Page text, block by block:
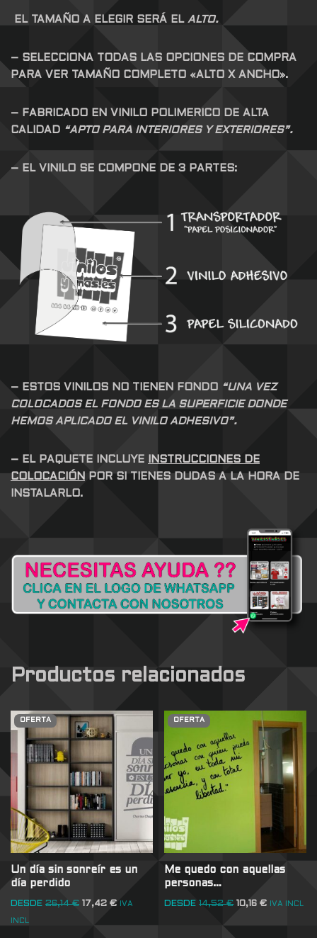
EL TAMAÑO A ELEGIR SERÁ EL ALTO.
– SELECCIONA TODAS LAS OPCIONES DE COMPRA
PARA VER TAMAÑO COMPLETO «ALTO X ANCHO».
– FABRICADO EN VINILO POLIMERICO DE ALTA
CALIDAD “APTO PARA INTERIORES Y EXTERIORES”.
– EL VINILO SE COMPONE DE 3 PARTES:
– ESTOS VINILOS NO TIENEN FONDO “UNA VEZ
COLOCADOS EL FONDO ES LA SUPERFICIE DONDE
HEMOS APLICADO EL VINILO ADHESIVO”.
– EL PAQUETE INCLUYE
INSTRUCCIONES DE
COLOCACIÓN
POR SI TIENES DUDAS A LA HORA DE
INSTALARLO.
Productos relacionados
OFERTA
Un día sin sonreír es un
día perdido
DESDE 26,14€ 17,42 € IVA
INCL
OFERTA
Me quedo con aquellas
personas…
DESDE 14,52€ 10,16€ IVA INCL